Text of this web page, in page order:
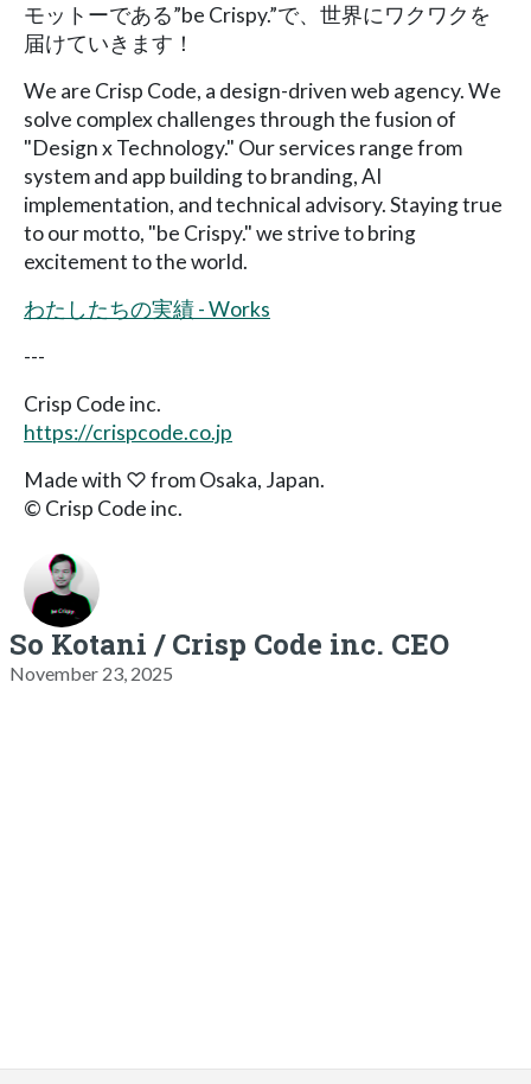
モットーである”be Crispy.”で、世界にワクワクを
届けていきます！
We are Crisp Code, a design-driven web agency. We
solve complex challenges through the fusion of
"Design x Technology." Our services range from
system and app building to branding, AI
implementation, and technical advisory. Staying true
to our motto, "be Crispy." we strive to bring
excitement to the world.
わたしたちの実績 - Works
---
Crisp Code inc.
https://crispcode.co.jp
Made with ♡ from Osaka, Japan.
© Crisp Code inc.
So Kotani / Crisp Code inc. CEO
November 23, 2025